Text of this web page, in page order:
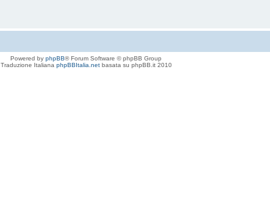
Powered by phpBB® Forum Software © phpBB Group
Traduzione Italiana phpBBItalia.netbasata su phpBB.it 2010